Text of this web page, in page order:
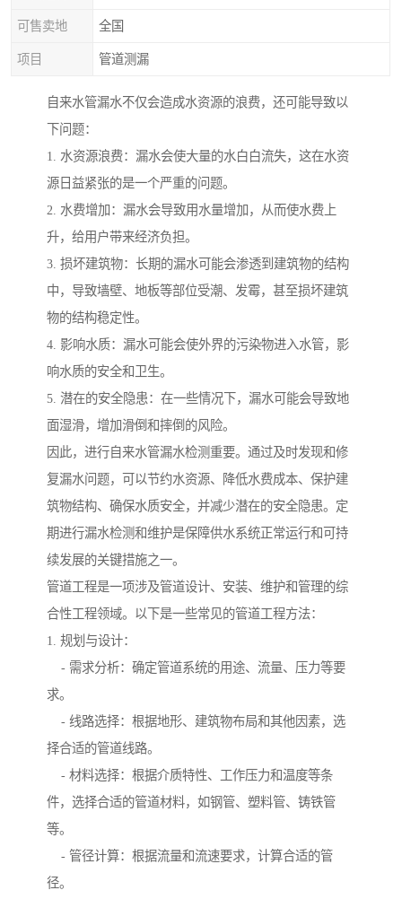
可售卖地 全国
项目 管道测漏
自来水管漏水不仅会造成水资源的浪费，还可能导致以
下问题：
1. 水资源浪费：漏水会使大量的水白白流失，这在水资
源日益紧张的是一个严重的问题。
2. 水费增加：漏水会导致用水量增加，从而使水费上
升，给用户带来经济负担。
3. 损坏建筑物：长期的漏水可能会渗透到建筑物的结构
中，导致墙壁、地板等部位受潮、发霉，甚至损坏建筑
物的结构稳定性。
4. 影响水质：漏水可能会使外界的污染物进入水管，影
响水质的安全和卫生。
5. 潜在的安全隐患：在一些情况下，漏水可能会导致地
面湿滑，增加滑倒和摔倒的风险。
因此，进行自来水管漏水检测重要。通过及时发现和修
复漏水问题，可以节约水资源、降低水费成本、保护建
筑物结构、确保水质安全，并减少潜在的安全隐患。定
期进行漏水检测和维护是保障供水系统正常运行和可持
续发展的关键措施之一。
管道工程是一项涉及管道设计、安装、维护和管理的综
合性工程领域。以下是一些常见的管道工程方法：
1. 规划与设计：
- 需求分析：确定管道系统的用途、流量、压力等要
求。
- 线路选择：根据地形、建筑物布局和其他因素，选
择合适的管道线路。
- 材料选择：根据介质特性、工作压力和温度等条
件，选择合适的管道材料，如钢管、塑料管、铸铁管
等。
- 管径计算：根据流量和流速要求，计算合适的管
径。